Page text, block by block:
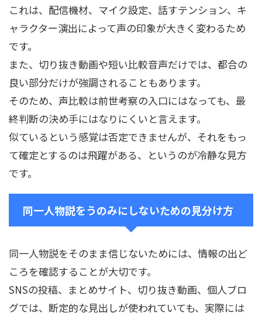
これは、配信機材、マイク設定、話すテンション、キ
ャラクター演出によって声の印象が大きく変わるため
です。
また、切り抜き動画や短い比較音声だけでは、都合の
良い部分だけが強調されることもあります。
そのため、声比較は前世考察の入口にはなっても、最
終判断の決め手にはなりにくいと言えます。
似ているという感覚は否定できませんが、それをもっ
て確定とするのは飛躍がある、というのが冷静な見方
です。
同一人物説をうのみにしないための見分け方
同一人物説をそのまま信じないためには、情報の出ど
ころを確認することが大切です。
SNSの投稿、まとめサイト、切り抜き動画、個人ブロ
グでは、断定的な見出しが使われていても、実際には